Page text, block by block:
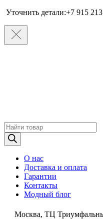
Уточнить детали:+7 915
Поиск
товаров
О нас
Доставка и оплата
Гарантии
Контакты
Модный блог
Москва, ТЦ